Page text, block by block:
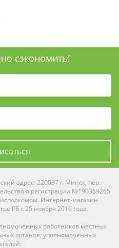
сэкономить!
адрес: 220037 г. Минск, пер.
о регистрации №190369265
Интернет-магазин
РБ с 25 ноября 2016 года.
работников местных
органов, уполномоченных